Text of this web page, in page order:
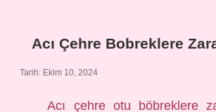
Acı Çehre Bobreklere
Tarih: Ekim 10, 2024
Acı çehre otu böbreklere